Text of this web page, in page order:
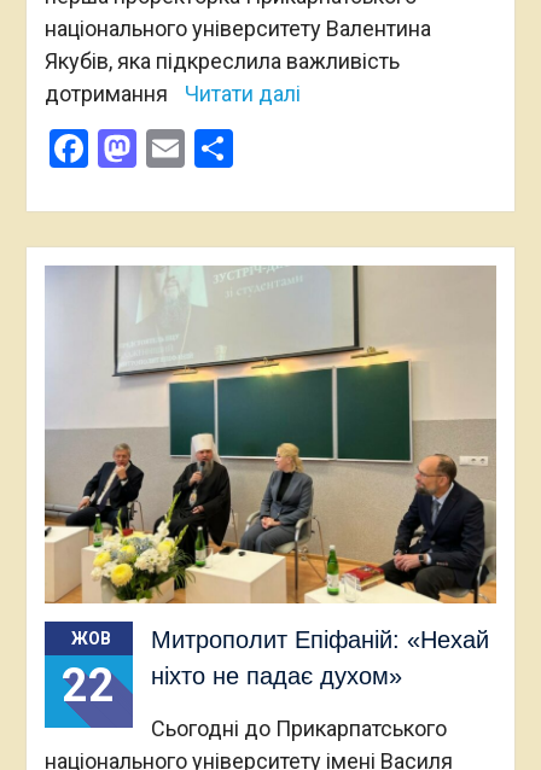
національного університету Валентина
Якубів, яка підкреслила важливість
дотримання
Читати далі
Facebook
Mastodon
Email
ЖОВ
22
Митрополит Епіфаній: «Нехай
ніхто не падає духом»
Сьогодні до Прикарпатського
національного університету імені Василя